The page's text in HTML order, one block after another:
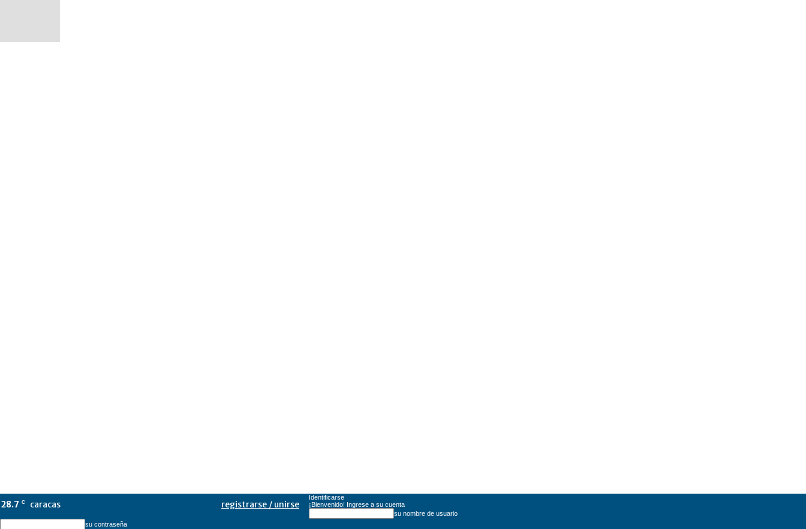
28.7 C caracas registrarse / unirse
Identificarse
¡Bienvenido! Ingrese a su cuenta
su nombre de usuario
su contraseña